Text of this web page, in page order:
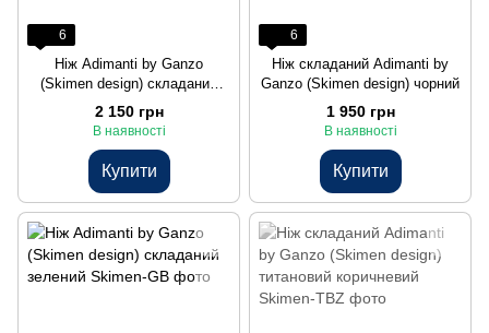
6
Нiж Adimanti by Ganzo
(Skimen design) складаний
карбон
2 150 грн
В наявності
Купити
6
Нiж складаний Adimanti by
Ganzo (Skimen design) чорний
1 950 грн
В наявності
Купити